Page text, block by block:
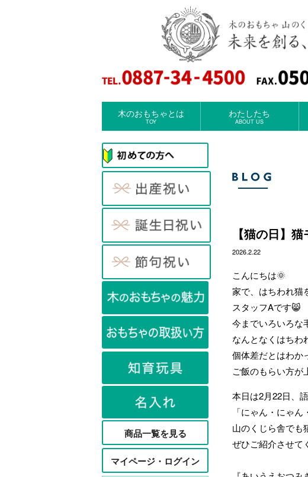
木のおもちゃとは
TOY
わたしたち
ABOUT US
商品一覧を見る
マイページ・ログイン
【猫の日】
2026.2.22
こんにちは🌞
家で、はちわれ猫
スタッフAです😸
今までいろいろな
なんとなくはちわ
個体差だとはわか
ご飯のもらい方
本日は2月22日、
「にゃん・にゃ
山のくじら舎でも
ぜひご紹介させて